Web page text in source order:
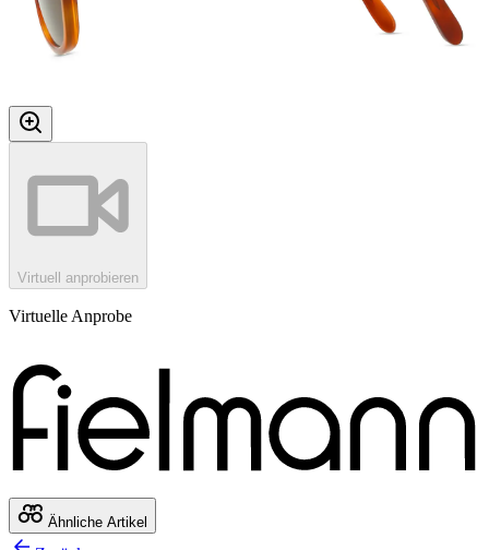
Virtuell anprobieren
Virtuelle Anprobe
Ähnliche Artikel